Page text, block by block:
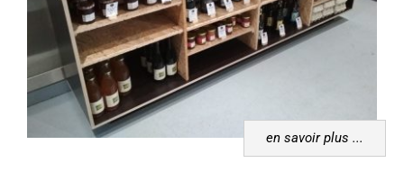
en savoir plus ...